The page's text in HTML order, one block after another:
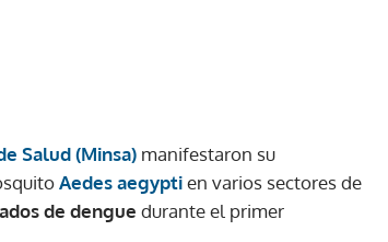
Salud (Minsa) manifestaron su
Aedes aegyptien varios sectores de
de dengue durante el primer